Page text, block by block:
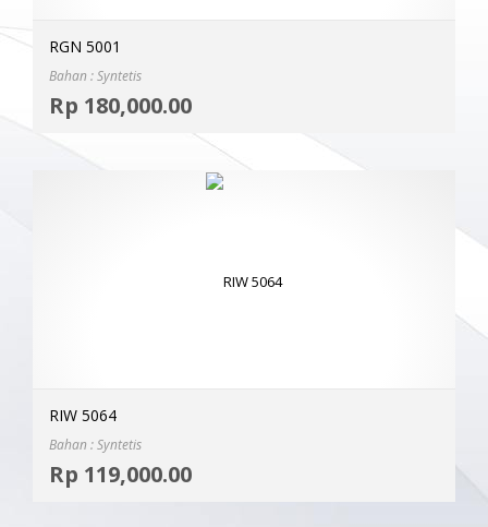
RGN 5001
Bahan : Syntetis
Rp 180,000.00
RIW 5064
Bahan : Syntetis
Rp 119,000.00